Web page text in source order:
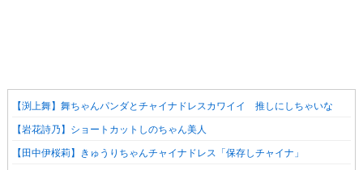
【渕上舞】舞ちゃんパンダとチャイナドレスカワイイ 推しにしちゃいな
【岩花詩乃】ショートカットしのちゃん美人
【田中伊桜莉】きゅうりちゃんチャイナドレス「保存しチャイナ」